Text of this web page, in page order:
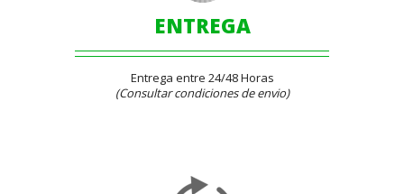
ENTREGA
Entrega entre 24/48 Horas
(Consultar condiciones de envio)